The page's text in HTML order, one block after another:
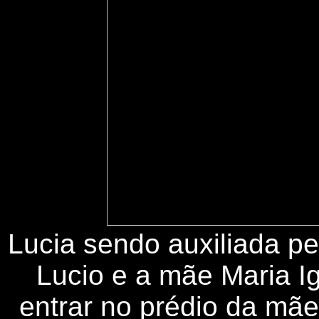
Lucia sendo auxiliada
Lucio e a mãe Maria
entrar no prédio da